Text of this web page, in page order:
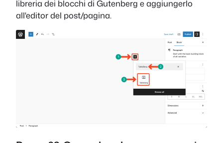
libreria dei blocchi di Gutenberg e aggiungerlo
all'editor del post/pagina.